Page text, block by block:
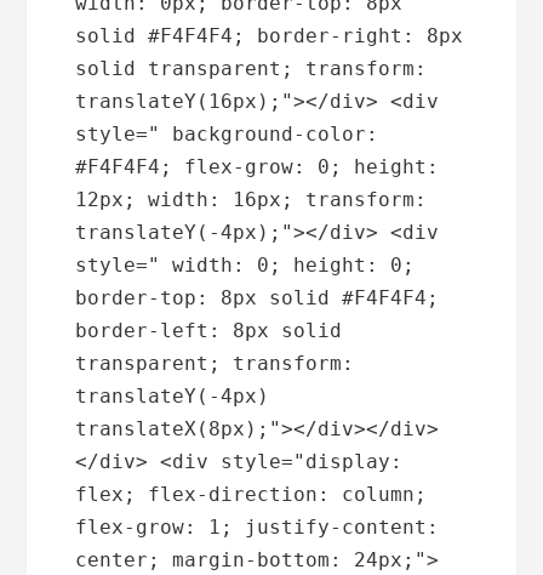
solid #F4F4F4; border-right: 8px
solid transparent; transform:
translateY(16px);"></div> <div
style=" background-color:
#F4F4F4; flex-grow: 0; height:
12px; width: 16px; transform:
translateY(-4px);"></div> <div
style=" width: 0; height: 0;
border-top: 8px solid #F4F4F4;
border-left: 8px solid
transparent; transform:
translateY(-4px)
translateX(8px);"></div></div>
</div> <div style="display:
flex; flex-direction: column;
flex-grow: 1; justify-content:
center; margin-bottom: 24px;">